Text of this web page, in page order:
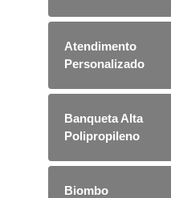
Atendimento
Personalizado
Banqueta Alta
Polipropileno
Biombo